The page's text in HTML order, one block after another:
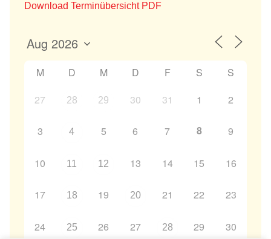
Download Terminübersicht PDF
M D M D F S
S
27
28 29 30 31 1 2
3 4 5 6 7 8 9
10 11 12 13 14 15 16
17 18 19 20 21 22 23
24 25 26 27 28 29 30